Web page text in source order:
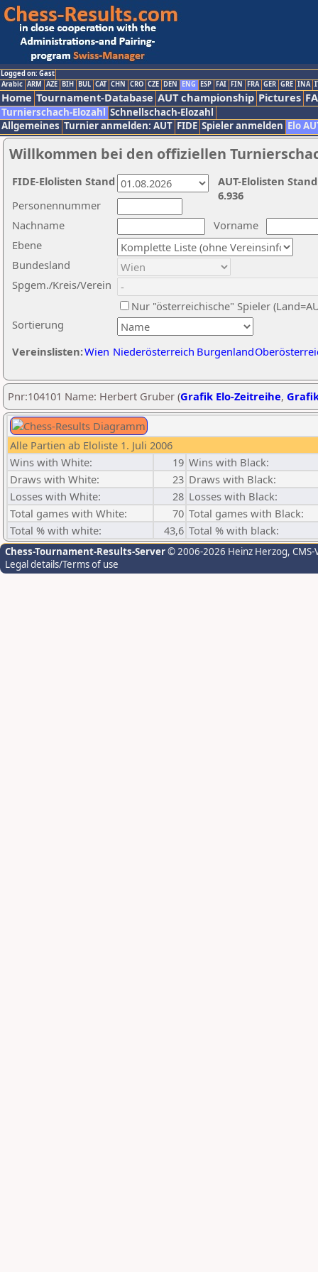
Logged on: Gast
Arabic ARM AZE BIH BUL CAT CHN CRO CZE DEN ENG ESP FAI FIN FRA GER GRE INA
Home Tournament-Database AUT championship Pictures
Turnierschach-Elozahl Schnellschach-Elozahl
Allgemeines Turnier anmelden: AUT FIDE Spieler anmelden Elo
Willkommen bei den offiziellen
Nachname
Vorname
Ebene
Sortierung
Personennummer
Bundesland
Spgem./Kreis/Verein
Nur "österreichische" Spieler
Vereinslisten:Wien Niederösterreich Burgenland
AUT-Elolisten
6.936
FIDE-Elolisten Stand
Pnr:104101 Name: Herbert Gruber (Grafik Elo-Zeitreihe,
Alle Partien ab Eloliste 1. Juli 2006
Wins with White:
19 Wins with Black:
Draws with White:
23 Draws with Black:
Losses with White:
28 Losses with Black:
Total games with White:
70 Total games with Black:
Total % with white:
43,6 Total % with black:
Chess-Tournament-Results-Server© 2006-2026 Heinz Herzog,
Legal details/Terms of use